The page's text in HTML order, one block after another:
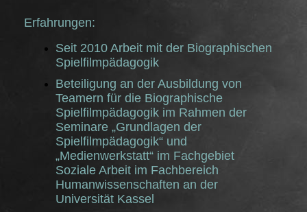
Erfahrungen:
Seit 2010 Arbeit mit der Biographischen
Spielfilmpädagogik
Beteiligung an der Ausbildung von
Teamern für die Biographische
Spielfilmpädagogik im Rahmen der
Seminare „Grundlagen der
Spielfilmpädagogik“ und
„Medienwerkstatt“ im Fachgebiet
Soziale Arbeit im Fachbereich
Humanwissenschaften an der
Universität Kassel